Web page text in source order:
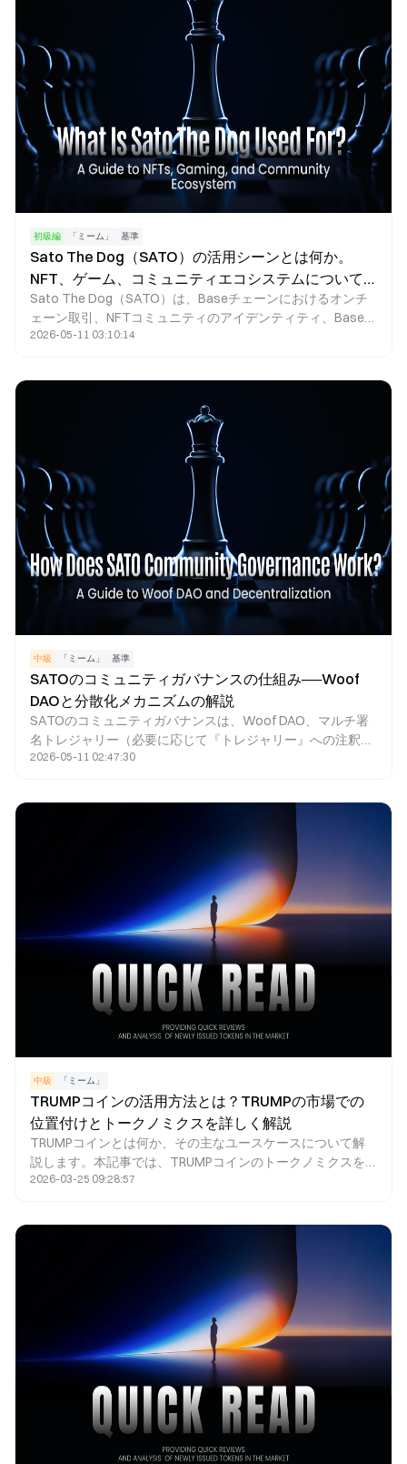
初級編 「ミーム」 基準
Sato The Dog（SATO）の活用シーンとは何か。
NFT、ゲーム、コミュニティエコシステムについて
分析いたします。
Sato The Dog（SATO）は、Baseチェーンにおけるオンチ
ェーン取引、NFTコミュニティのアイデンティティ、Base
Arenaでのインタラクティブゲーム、Memeコンテンツの共
2026-05-11 03:10:14
中級 「ミーム」 基準
SATOのコミュニティガバナンスの仕組み──Woof
DAOと分散化メカニズムの解説
SATOのコミュニティガバナンスは、Woof DAO、マルチ署
名トレジャリー（必要に応じて『トレジャリー』への注釈や
説明）、コミュニティ提案、コミュニティテイクオーバー・
ェクト運営に共同で参画できる体制を実現しています。
2026-05-11 02:47:30
中級 「ミーム」
TRUMPコインの活用方法とは？TRUMPの市場での
位置付けとトークノミクスを詳しく解説
TRUMPコインとは何か、その主なユースケースについて解
説します。本記事では、TRUMPコインのトークノミクスを
取り上げ、政治的ミームとしての特徴や経済性、構造につい
2026-03-25 09:28:57